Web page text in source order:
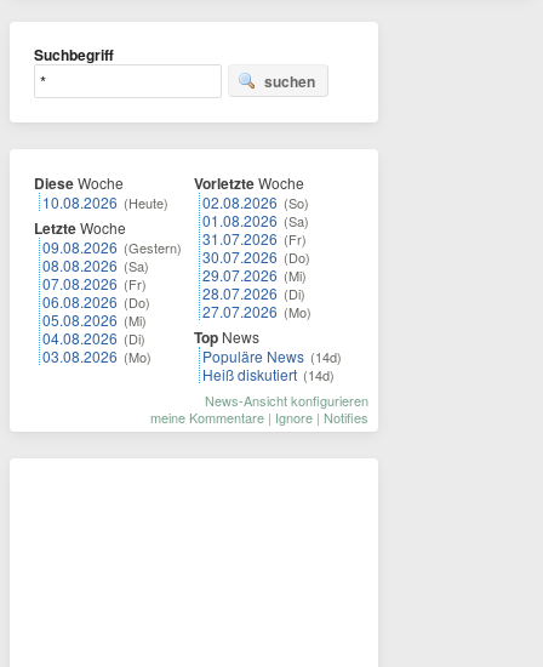
Suchbegriff
suchen
DieseWoche
10.08.2026 (Heute)
LetzteWoche
09.08.2026 (Gestern)
08.08.2026 (Sa)
07.08.2026 (Fr)
06.08.2026 (Do)
05.08.2026 (Mi)
04.08.2026 (Di)
03.08.2026 (Mo)
VorletzteWoche
02.08.2026 (So)
01.08.2026 (Sa)
31.07.2026 (Fr)
30.07.2026 (Do)
29.07.2026 (Mi)
28.07.2026 (Di)
27.07.2026 (Mo)
Top News
Populäre News (14d)
Heiß diskutiert (14d)
News-Ansicht konfigurieren
meine Kommentare | Ignore | Notifies